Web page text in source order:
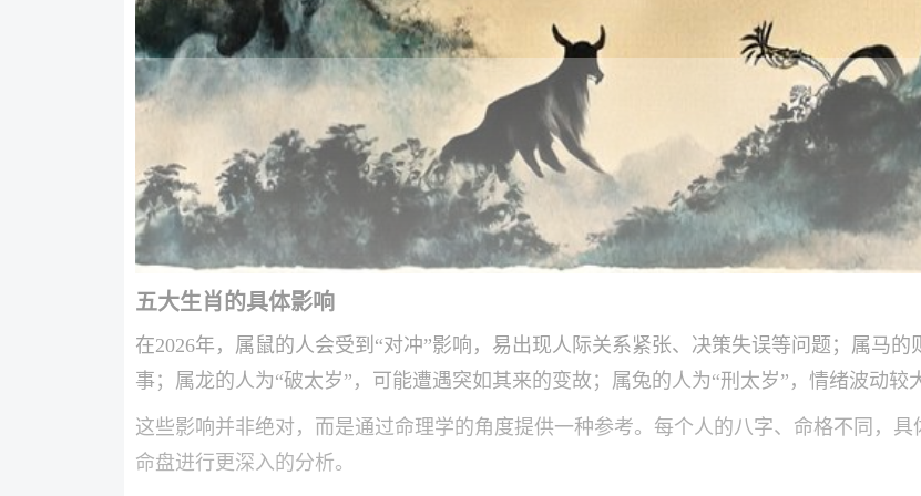
五大生肖的具体影响
在2026年，属鼠的人会受到“对冲”影响，易出现人际关系紧张、决策失误等问题；属马
事；属龙的人为“破太岁”，可能遭遇突如其来的变故；属兔的人为“刑太岁”，情绪波动较
这些影响并非绝对，而是通过命理学的角度提供一种参考。每个人的八字、命格不同，
命盘进行更深入的分析。